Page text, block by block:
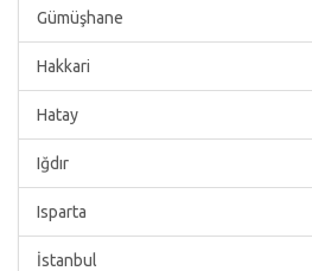
Gümüşhane
Hakkari
Hatay
Iğdır
Isparta
İstanbul